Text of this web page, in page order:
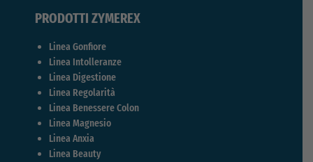
PRODOTTI ZYMEREX
Linea Gonfiore
Linea Intolleranze
Linea Digestione
Linea Regolarità
Linea Benessere Colon
Linea Magnesio
Linea Anxia
Linea Beauty